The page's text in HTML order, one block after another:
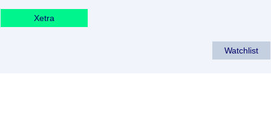
Xetra
Watchlist